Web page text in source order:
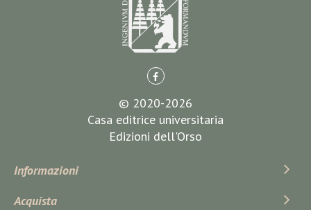
© 2020-2026
Casa editrice universitaria
Edizioni dell'Orso
Informazioni
Acquista